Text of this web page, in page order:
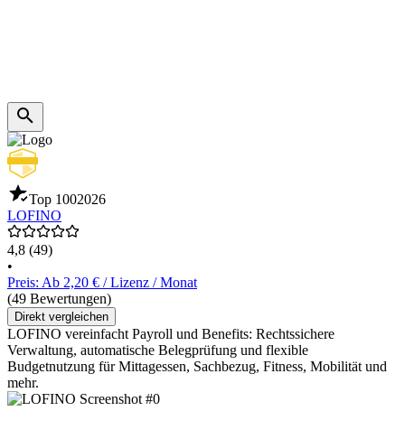
Top 1002026
LOFINO
4,8 (49)
•
Preis: Ab 2,20 € / Lizenz / Monat
(49 Bewertungen)
Direkt vergleichen
LOFINO vereinfacht Payroll und Benefits: Rechtssichere
Verwaltung, automatische Belegprüfung und flexible
Budgetnutzung für Mittagessen, Sachbezug, Fitness, Mobilität und
mehr.